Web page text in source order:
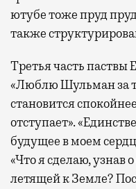
ютубе тоже пруд
также
Третья часть
«Люблю Шульман за
становится
отступает».
будущее в моем
«Что я сделаю, узнав
летящей к Земле?